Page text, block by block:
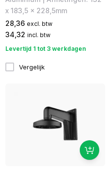
x 183,5 x 228,5mm
28,36 excl. btw
34,32 incl. btw
Levertijd 1 tot 3 werkdagen
Vergelijk